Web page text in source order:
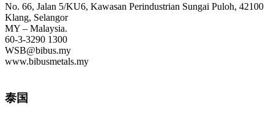
No. 66, Jalan 5/KU6, Kawasan Perindustrian Sungai Puloh, 42100
Klang, Selangor
MY – Malaysia.
60-3-3290 1300
WSB@bibus.my
www.bibusmetals.my
泰国